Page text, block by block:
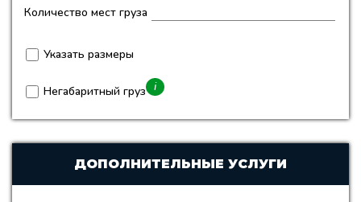
Количество мест груза
Указать размеры
Негабаритный груз i
ДОПОЛНИТЕЛЬНЫЕ УСЛУГИ